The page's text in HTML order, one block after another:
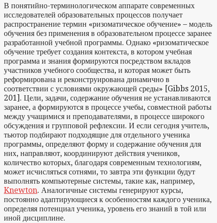
В понятийно-терминологическом аппарате современных
исследователей образовательных процессов получает
распространение термин «ризоматическое обучение» – модель
обучения без применения в образовательном процессе заранее
разработанной учебной программы. Однако «ризоматическое
обучение требует создания контекста, в котором учебная
программа и знания формируются посредством вкладов
участников учебного сообщества, и которая может быть
реформирована и реконструирована динамично в
соответствии с условиями окружающей среды» [Gibbs 2015,
201]. Цели, задачи, содержание обучения не устанавливаются
заранее, а формируются в процессе учебы, совместной работы
между учащимися и преподавателями, в процессе широкого
обсуждения и групповой рефлексии. И если сегодня учитель,
тьютор подбирают подходящие для отдельного ученика
программы, определяют форму и содержание обучения для
них, направляют, координируют действия учеников,
количество которых, благодаря современным технологиям,
может исчисляться сотнями, то завтра эти функции будут
выполнять компьютерные системы, такие как, например,
Knewton. Аналогичные системы генерируют курсы,
постоянно адаптирующиеся к особенностям каждого ученика,
определяя потенциал ученика, уровень его знаний в той или
иной дисциплине.